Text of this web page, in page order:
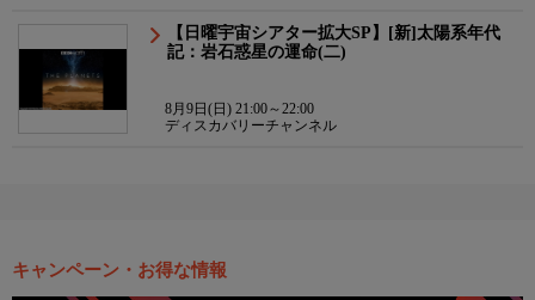
【日曜宇宙シアター拡大SP】[新]太陽系年代
記：岩石惑星の運命(二)
8月9日(日) 21:00～22:00
ディスカバリーチャンネル
キャンペーン・お得な情報